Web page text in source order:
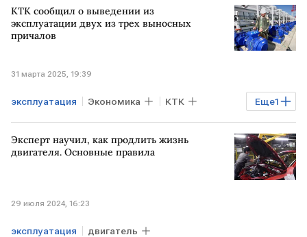
КТК сообщил о выведении из
эксплуатации двух из трех выносных
причалов
31 марта 2025, 19:39
Еще1
эксплуатация Экономика КТК
выносной причал
Эксперт научил, как продлить жизнь
двигателя. Основные правила
29 июля 2024, 16:23
эксплуатация двигатель